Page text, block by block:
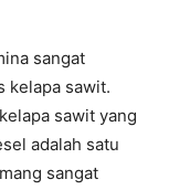
sangat
kelapa sawit.
sawit yang
adalah satu
sangat